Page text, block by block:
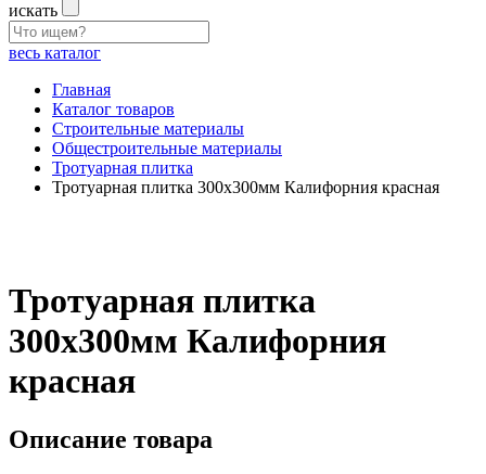
искать
весь каталог
Главная
Каталог товаров
Строительные материалы
Общестроительные материалы
Тротуарная плитка
Тротуарная плитка 300х300мм Калифорния красная
Тротуарная плитка
300х300мм Калифорния
красная
Описание товара